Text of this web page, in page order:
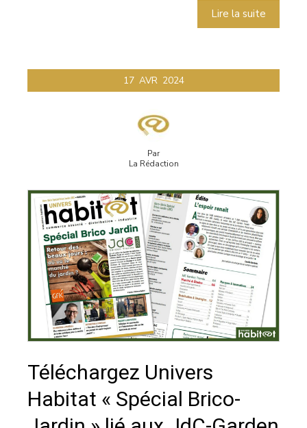
Lire la suite
17 AVR 2024
Par
La Rédaction
Téléchargez Univers
Habitat « Spécial Brico-